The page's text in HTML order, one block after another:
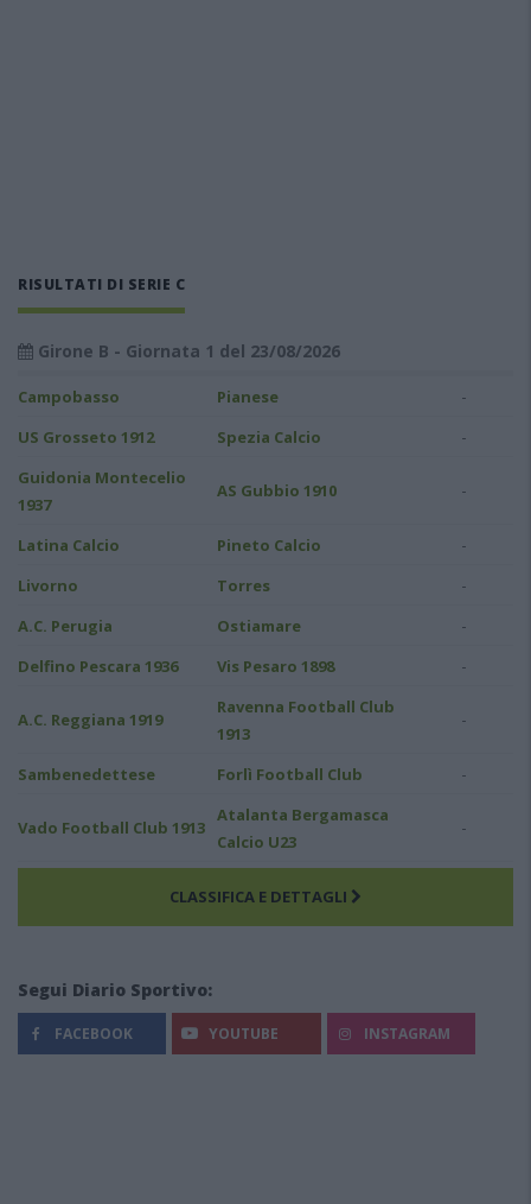
RISULTATI DI SERIE C
Girone B - Giornata 1 del 23/08/2026
Campobasso Pianese -
US Grosseto 1912 Spezia Calcio -
Guidonia Montecelio
1937
AS Gubbio 1910 -
Latina Calcio Pineto Calcio -
Livorno Torres -
A.C. Perugia Ostiamare -
Delfino Pescara 1936 Vis Pesaro 1898 -
A.C. Reggiana 1919
Ravenna Football Club
1913
-
Sambenedettese Forlì Football Club -
Vado Football Club 1913
Atalanta Bergamasca
Calcio U23
-
CLASSIFICA E DETTAGLI
Segui Diario Sportivo:
FACEBOOK YOUTUBE INSTAGRAM